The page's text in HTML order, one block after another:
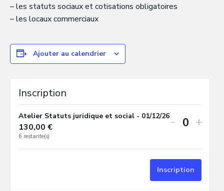
– les statuts sociaux et cotisations obligatoires
– les locaux commerciaux
Ajouter au calendrier
Inscription
Atelier Statuts juridique et social - 01/12/26
130,00 €
6 restante(s)
- +
Inscription